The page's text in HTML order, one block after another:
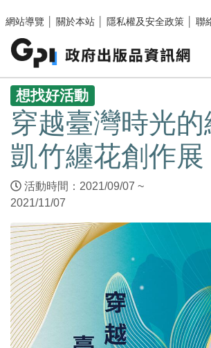
網站導覽
關於本站 隱私權及安全政策 聯
:::
想找好活動
穿越臺灣時光
凱竹纏花創作展
活動時間：2021/09/07 ~
2021/11/07